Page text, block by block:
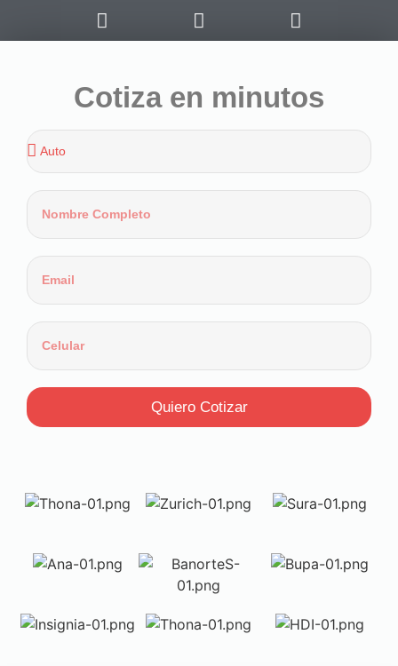
Cotiza en minutos
Quiero Cotizar